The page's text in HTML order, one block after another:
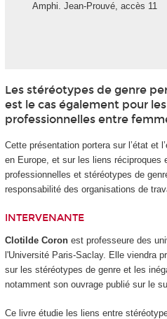
Amphi. Jean-Prouvé, accès 11
Les stéréotypes de genre
est le cas également pour
professionnelles entre
Cette présentation portera sur l’état et
en Europe, et sur les liens réciproques
professionnelles et stéréotypes de
responsabilité des organisations de
INTERVENANTE
Clotilde Coronest professeure des
l'Université Paris-Saclay. Elle viendra
sur les stéréotypes de genre et les
notamment son ouvrage publié sur le
Ce livre étudie les liens entre